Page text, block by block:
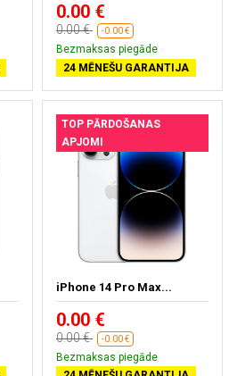
0.00 €
0.00 € -0.00 €
Bezmaksas piegāde
24 MĒNEŠU GARANTIJA
TOP PĀRDOŠANAS
APJOMI
iPhone 14 Pro Max...
0.00 €
0.00 € -0.00 €
Bezmaksas piegāde